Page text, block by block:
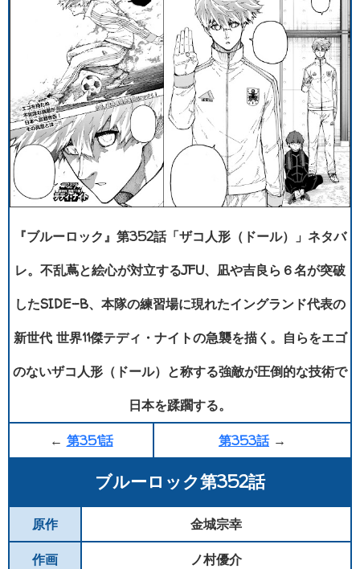
『ブルーロック』第352話「ザコ人形（ドール）」ネタバ
レ。不乱蔦と絵心が対立するJFU、凪や吉良ら６名が突破
したSIDE-B、本隊の練習場に現れたイングランド代表の
新世代 世界11傑テディ・ナイトの急襲を描く。自らをエゴ
のないザコ人形（ドール）と称する強敵が圧倒的な技術で
日本を蹂躙する。
← 第351話 第353話→
ブルーロック第352話
原作
金城宗幸
作画
ノ村優介